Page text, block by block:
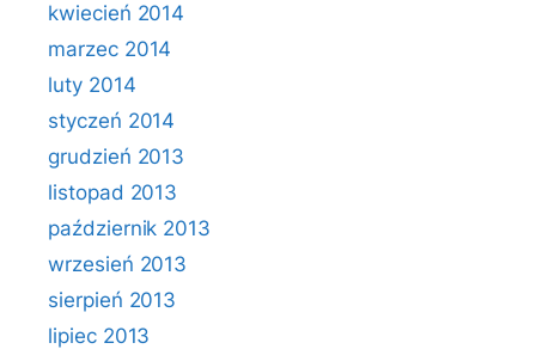
kwiecień 2014
marzec 2014
luty 2014
styczeń 2014
grudzień 2013
listopad 2013
październik 2013
wrzesień 2013
sierpień 2013
lipiec 2013